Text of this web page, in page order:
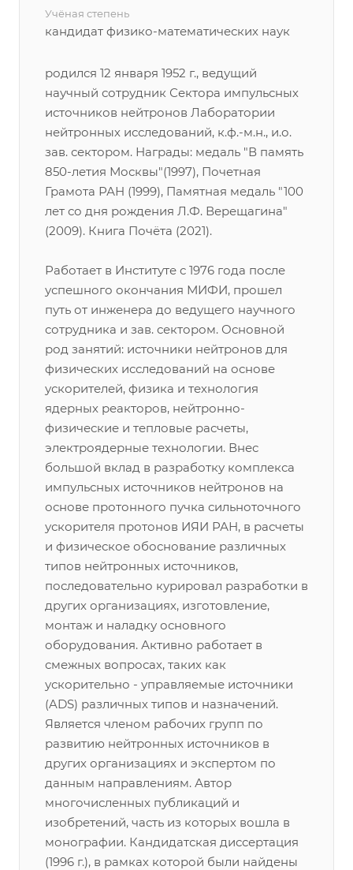
Учёная степень
кандидат физико-математических наук
родился 12 января 1952 г., ведущий
научный сотрудник Сектора импульсных
источников нейтронов Лаборатории
нейтронных исследований, к.ф.-м.н., и.о.
зав. сектором. Награды: медаль "В память
850-летия Москвы"(1997), Почетная
Грамота РАН (1999), Памятная медаль "100
лет со дня рождения Л.Ф. Верещагина"
(2009). Книга Почёта (2021).
Работает в Институте с 1976 года после
успешного окончания МИФИ, прошел
путь от инженера до ведущего научного
сотрудника и зав. сектором. Основной
род занятий: источники нейтронов для
физических исследований на основе
ускорителей, физика и технология
ядерных реакторов, нейтронно-
физические и тепловые расчеты,
электроядерные технологии. Внес
большой вклад в разработку комплекса
импульсных источников нейтронов на
основе протонного пучка сильноточного
ускорителя протонов ИЯИ РАН, в расчеты
и физическое обоснование различных
типов нейтронных источников,
последовательно курировал разработки в
других организациях, изготовление,
монтаж и наладку основного
оборудования. Активно работает в
смежных вопросах, таких как
ускорительно - управляемые источники
(ADS) различных типов и назначений.
Является членом рабочих групп по
развитию нейтронных источников в
других организациях и экспертом по
данным направлениям. Автор
многочисленных публикаций и
изобретений, часть из которых вошла в
монографии. Кандидатская диссертация
(1996 г.), в рамках которой были найдены